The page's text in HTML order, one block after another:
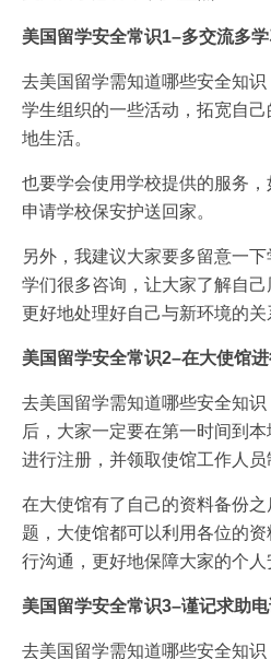
美国留学安全常识1–多交流多学
去美国留学需知道哪些安全知
学生组织的一些活动，拓宽自
地生活。
也要学会使用学校提供的服务
申请学校保安护送回家。
另外，我建议大家要多留意一
学们很多咨询，让大家了解自
更好地处理好自己与新环境的关
美国留学安全常识2–在大使馆
去美国留学需知道哪些安全知
后，大家一定要在第一时间到
进行注册，并领取使馆工作人员
在大使馆有了自己的资料备份
题，大使馆都可以利用各位的
行沟通，更好地保障大家的个人
美国留学安全常识3–谨记求助
去美国留学需知道哪些安全知